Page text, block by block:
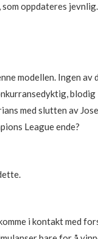
oppdateres jevnlig.
modellen. Ingen av
blodig
med slutten av Jose
League ende?
i kontakt med